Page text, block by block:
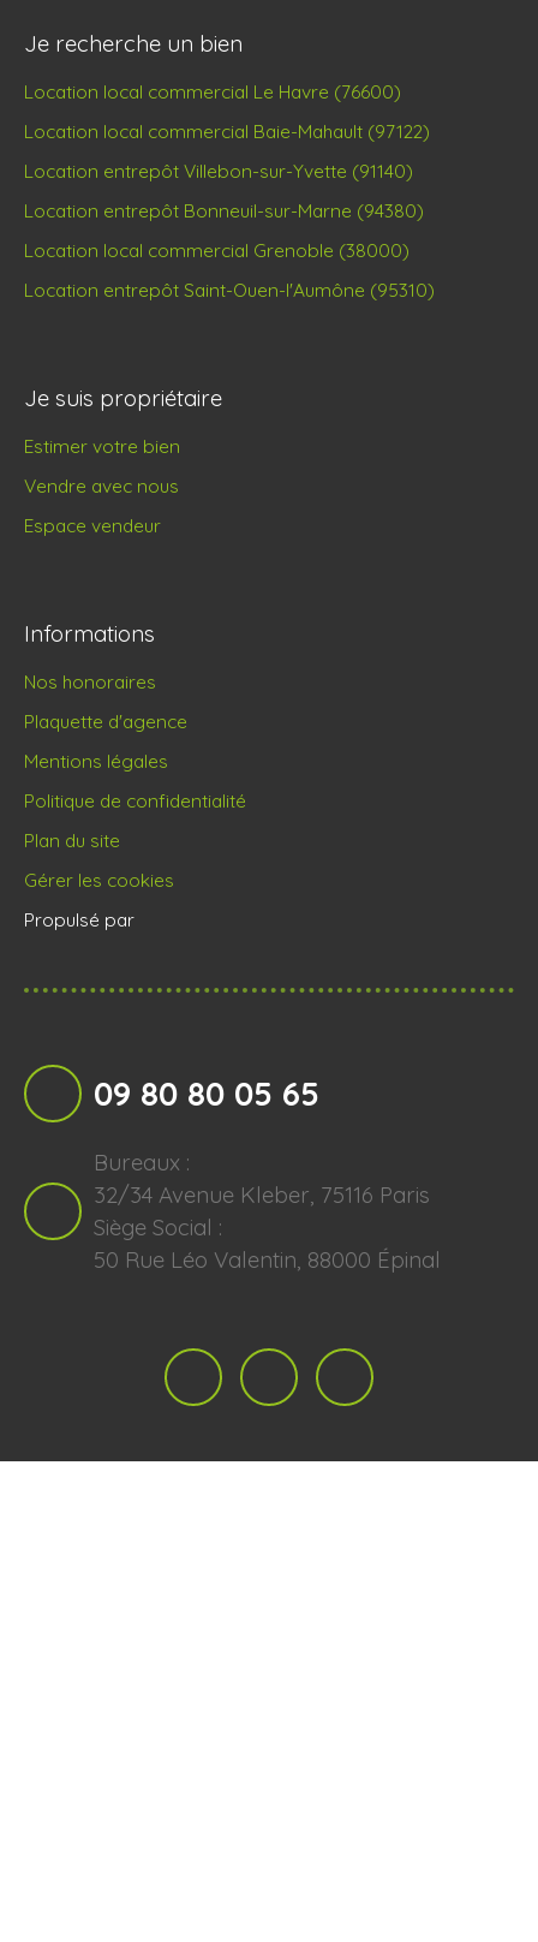
Je recherche un bien
Location local commercial Le Havre (76600)
Location local commercial Baie-Mahault (97122)
Location entrepôt Villebon-sur-Yvette (91140)
Location entrepôt Bonneuil-sur-Marne (94380)
Location local commercial Grenoble (38000)
Location entrepôt Saint-Ouen-l'Aumône (95310)
Je suis propriétaire
Estimer votre bien
Vendre avec nous
Espace vendeur
Informations
Nos honoraires
Plaquette d'agence
Mentions légales
Politique de confidentialité
Plan du site
Gérer les cookies
Propulsé par
09 80 80 05 65
Bureaux :
32/34 Avenue Kleber, 75116 Paris
Siège Social :
50 Rue Léo Valentin, 88000 Épinal